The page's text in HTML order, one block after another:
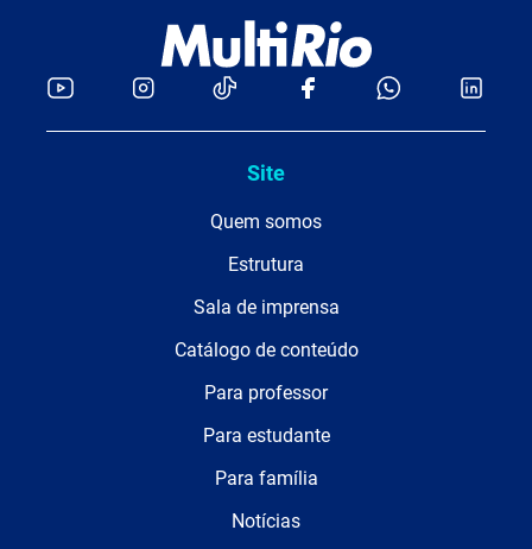
Site
Quem somos
Estrutura
Sala de imprensa
Catálogo de conteúdo
Para professor
Para estudante
Para família
Notícias